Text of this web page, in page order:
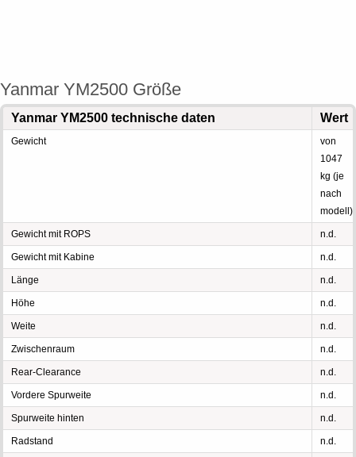
Yanmar YM2500 Größe
Yanmar YM2500 technische daten Wert
Gewicht
von
1047
kg (je
nach
modell)
Gewicht mit ROPS n.d.
Gewicht mit Kabine n.d.
Länge n.d.
Höhe n.d.
Weite n.d.
Zwischenraum n.d.
Rear-Clearance n.d.
Vordere Spurweite n.d.
Spurweite hinten n.d.
Radstand n.d.